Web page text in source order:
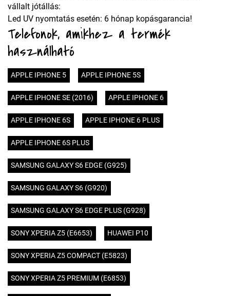
vállalt jótállás:
Led UV nyomtatás esetén: 6 hónap kopásgarancia!
Telefonok, amikhez a termék
használható
APPLE IPHONE 5 APPLE IPHONE 5S
APPLE IPHONE SE (2016) APPLE IPHONE 6
APPLE IPHONE 6S APPLE IPHONE 6 PLUS
APPLE IPHONE 6S PLUS
SAMSUNG GALAXY S6 EDGE (G925)
SAMSUNG GALAXY S6 (G920)
SAMSUNG GALAXY S6 EDGE PLUS (G928)
SONY XPERIA Z5 (E6653) HUAWEI P10
SONY XPERIA Z5 COMPACT (E5823)
SONY XPERIA Z5 PREMIUM (E6853)